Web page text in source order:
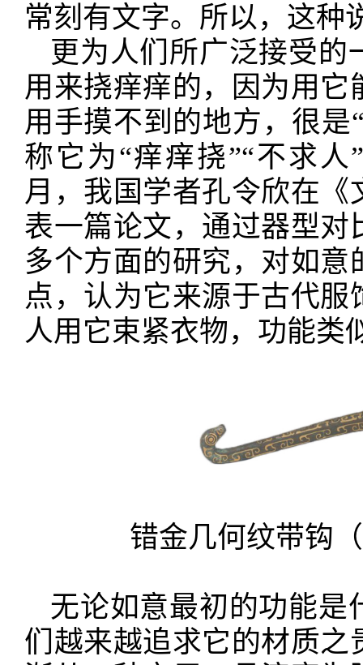
常刻有文字。所以，这种
更为人们所广泛接受
用来挠痒痒的，因为用
用手摸不到的地方，很是
称它为“痒痒挠”“不求人
月，我国学者孔令欣在
表一篇论文，通过器型
多个方面的研究，对如
点，认为它来源于古代
人用它束紧衣物，功能类
错金几何纹带钩
无论如意最初的功能是
们越来越追求它的材质